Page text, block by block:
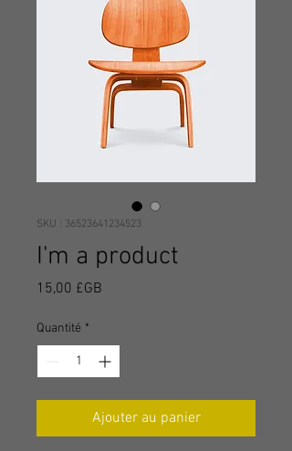
SKU : 36523641234523
I'm a product
15,00 £GB
Quantité *
Ajouter au panier